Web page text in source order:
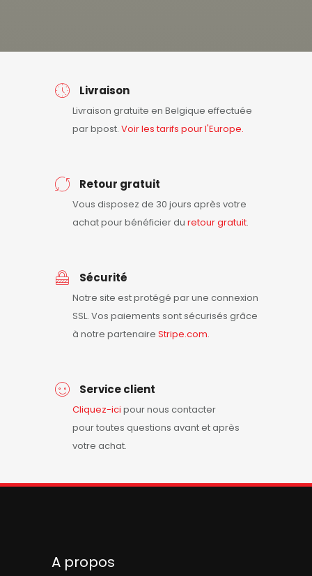
Livraison
Livraison gratuite en Belgique effectuée
par bpost. Voir les tarifs pour l'Europe.
Retour gratuit
Vous disposez de 30 jours après votre
achat pour bénéficier du retourgratuit.
Sécurité
Notre site est protégé par une connexion
SSL. Vos paiements sont sécurisés grâce
à notre partenaire Stripe.com.
Service client
Cliquez-ici pour nous contacter
pour toutes questions avant et après
votre achat.
A propos